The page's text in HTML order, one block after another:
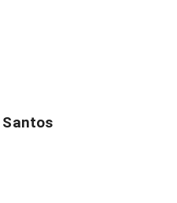
Santos